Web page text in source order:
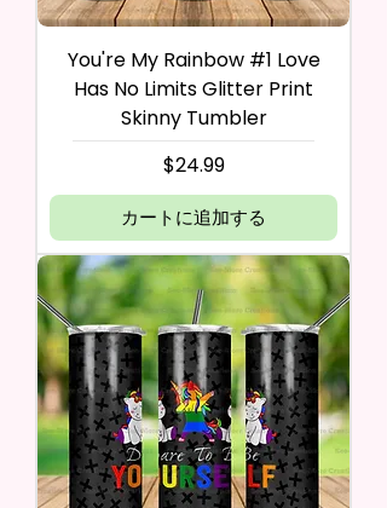
You're My Rainbow #1 Love
Has No Limits Glitter Print
Skinny Tumbler
価格
$24.99
カートに追加する